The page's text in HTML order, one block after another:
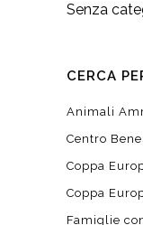
Senza
CERCA
Animali
Centro
Coppa
Coppa
Famiglie